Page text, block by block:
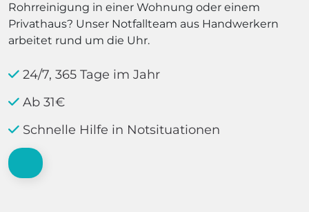
Rohrreinigung in einer Wohnung oder einem
Privathaus? Unser Notfallteam aus Handwerkern
arbeitet rund um die Uhr.
24/7, 365 Tage im Jahr
Ab 31€
Schnelle Hilfe in Notsituationen